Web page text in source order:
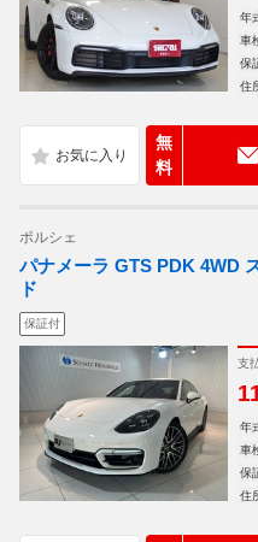
年
車
保
住
無
料
ポルシェ
パナメーラ GTS PDK 4WD
ド
保証付
支
年
車
保
住